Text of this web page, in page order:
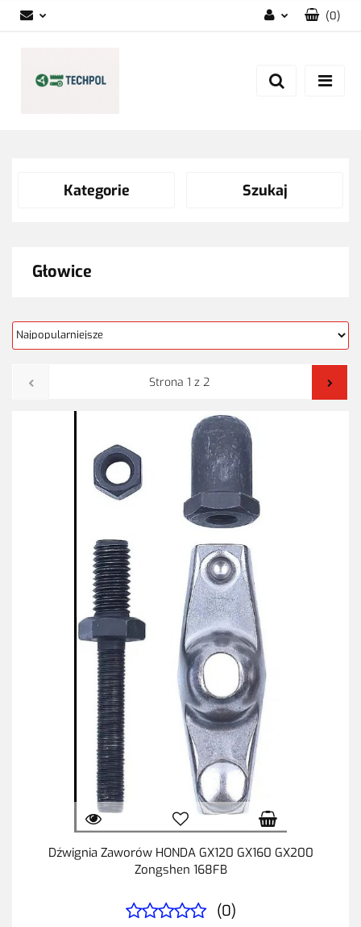
Zarejestruj się
(0)
Kategorie Szukaj
Głowice
Dźwignia Zaworów HONDA GX120 GX160 GX200
Zongshen 168FB
(0)